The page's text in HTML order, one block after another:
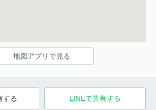
地図アプリで見る
する LINEで共有する